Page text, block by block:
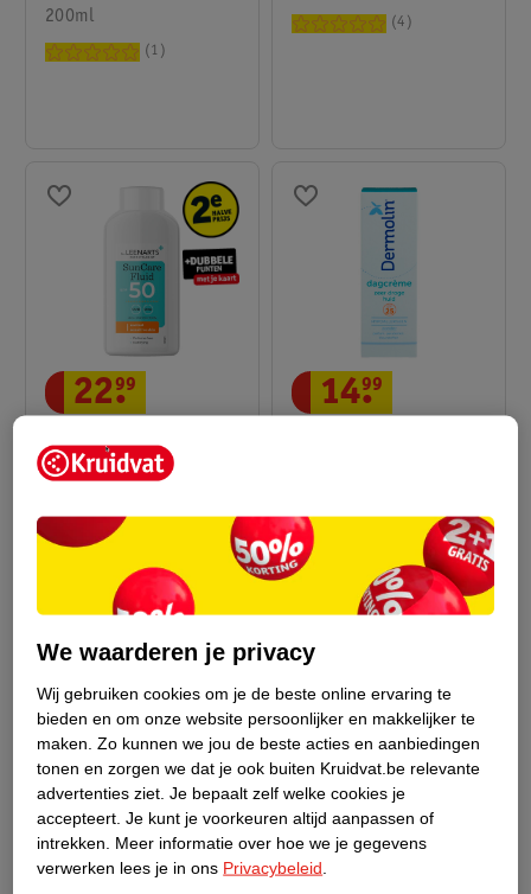
200ml
1
4
Suncare Fluid
22.
99 14.
99
17.
99 16
We waarderen je privacy
Wij gebruiken cookies om je de beste online ervaring te
bieden en om onze website persoonlijker en makkelijker te
maken. Zo kunnen we jou de beste acties en aanbiedingen
tonen en zorgen we dat je ook buiten Kruidvat.be relevante
advertenties ziet. Je bepaalt zelf welke cookies je
accepteert. Je kunt je voorkeuren altijd aanpassen of
intrekken.
Meer informatie over hoe we je gegevens
verwerken lees je in ons Privacybeleid